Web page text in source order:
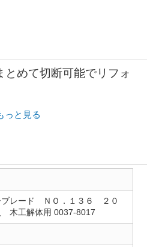
めて切断可能でリフォ
っと見る
レード ＮＯ．１３６ ２０
工解体用 0037-8017